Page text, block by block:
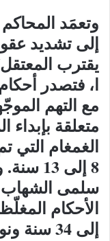
وتعمَد
إلى تشديد
يقترب
ا، فتصدر
مع التهم
متعلقة بإبداء
الغمغام التي
8 إلى
سلمى
الأحكام
إلى 34 سنة ونورة إلى 45 سنة.